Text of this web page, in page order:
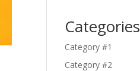
Categories
Category #1
Category #2